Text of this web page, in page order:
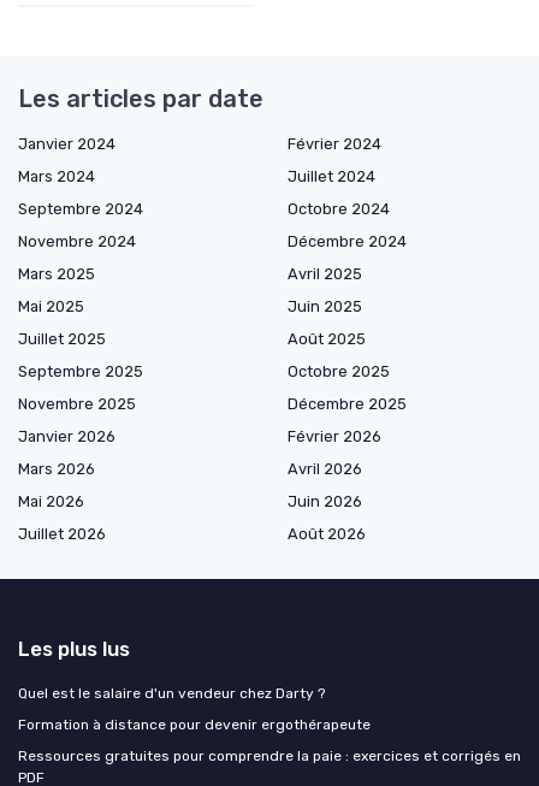
Les articles par date
Janvier 2024
Février 2024
Mars 2024
Juillet 2024
Septembre 2024
Octobre 2024
Novembre 2024
Décembre 2024
Mars 2025
Avril 2025
Mai 2025
Juin 2025
Juillet 2025
Août 2025
Septembre 2025
Octobre 2025
Novembre 2025
Décembre 2025
Janvier 2026
Février 2026
Mars 2026
Avril 2026
Mai 2026
Juin 2026
Juillet 2026
Août 2026
Les plus lus
Quel est le salaire d'un vendeur chez Darty ?
Formation à distance pour devenir ergothérapeute
Ressources gratuites pour comprendre la paie : exercices et corrigés en
PDF